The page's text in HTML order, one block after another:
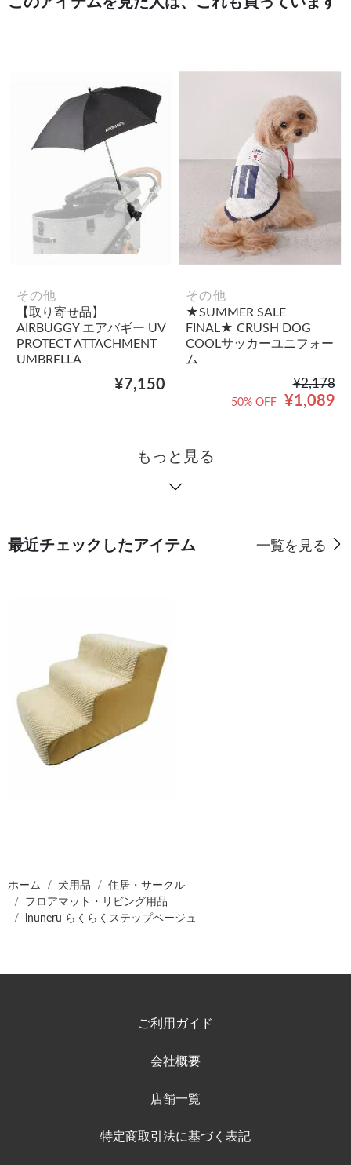
その他
【取り寄せ品】
AIRBUGGY エアバギー UV
PROTECT ATTACHMENT
UMBRELLA
¥7,150
その他
★SUMMER SALE
FINAL★ CRUSH DOG
COOLサッカーユニフォー
ム
¥2,178
¥1,089
50% OFF
もっと見る
最近チェックしたアイテム 一覧を見る
ホーム 犬用品
住居・サークル
フロアマット・リビング用品
inuneru らくらくステップベージュ
ご利用ガイド
会社概要
店舗一覧
特定商取引法に基づく表記